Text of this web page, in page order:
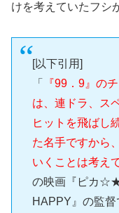
けを考えていたフシ
[以下引用]
「
『99．9』の
は、連ドラ、ス
ヒットを飛ばし
た名手ですから
いくことは考え
の映画『ピカ
HAPPY』の監